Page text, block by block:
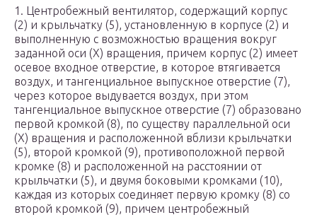
1. Центробежный вентилятор, содержащий корпус
(2) и крыльчатку (5), установленную в корпусе (2) и
выполненную с возможностью вращения вокруг
заданной оси (X) вращения, причем корпус (2) имеет
осевое входное отверстие, в которое втягивается
воздух, и тангенциальное выпускное отверстие (7),
через которое выдувается воздух, при этом
тангенциальное выпускное отверстие (7) образовано
первой кромкой (8), по существу параллельной оси
(X) вращения и расположенной вблизи крыльчатки
(5), второй кромкой (9), противоположной первой
кромке (8) и расположенной на расстоянии от
крыльчатки (5), и двумя боковыми кромками (10),
каждая из которых соединяет первую кромку (8) со
второй кромкой (9), причем центробежный